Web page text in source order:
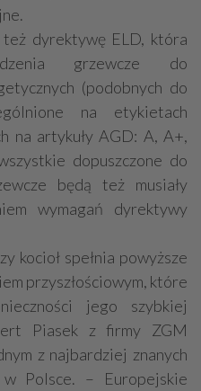
dyrektywę ELD, która
grzewcze do
(podobnych do
na etykietach
na artykuły AGD: A, A+,
dopuszczone do
będą też musiały
wymagań dyrektywy
kocioł spełnia powyższe
przyszłościowym, które
jego szybkiej
Piasek z firmy ZGM
z najbardziej znanych
Polsce. – Europejskie